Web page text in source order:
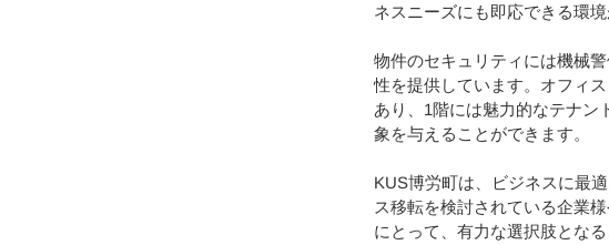
ネスニーズにも即応できる環
物件のセキュリティには機械
性を提供しています。オフィ
あり、1階には魅力的なテナン
象を与えることができます。
KUS博労町は、ビジネスに最
ス移転を検討されている企業
にとって、有力な選択肢とな